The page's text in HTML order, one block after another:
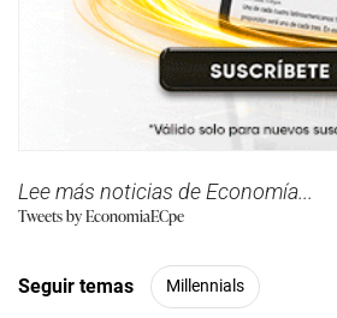
Lee más noticias de Economía...
Tweets by EconomiaECpe
Seguir temas Millennials